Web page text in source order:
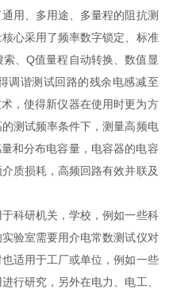
用、多用途、多量程的阻抗测
心采用了频率数字锁定、标准
、Q值量程自动转换、数值显
调谐测试回路的残余电感减至
，使得新仪器在使用时更为方
测试频率条件下，测量高频电
和分布电容量，电容器的电容
质损耗，高频回路有效并联及
科研机关，学校，例如一些科
验室需要用介电常数测试仪对
适用于工厂或单位，例如一些
行研究，另外在电力、电工、